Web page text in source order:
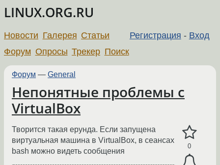
LINUX.ORG.RU
Регистрация - Вход
Новости Галерея Статьи
Форум Опросы Трекер Поиск
Форум — General
Непонятные проблемы с
VirtualBox
0
Творится такая ерунда. Если запущена
виртуальная машина в VirtualBox, в сеансах
bash можно видеть сообщения